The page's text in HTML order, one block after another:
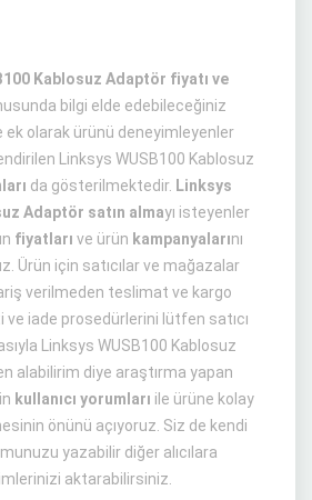
Kablosuz Adaptör fiyatı ve
bilgi elde edebileceğiniz
olarak ürünü deneyimleyenler
Linksys WUSB100 Kablosuz
da gösterilmektedir. Linksys
Adaptör satın almayı isteyenler
fiyatları ve ürün kampanyalarını
Ürün için satıcılar ve mağazalar
verilmeden teslimat ve kargo
ve iade prosedürlerini lütfen satıcı
Linksys WUSB100 Kablosuz
alabilirim diye araştırma yapan
kullanıcı yorumları ile ürüne kolay
önünü açıyoruz. Siz de kendi
yazabilir diğer alıcılara
aktarabilirsiniz.